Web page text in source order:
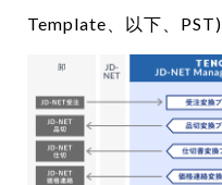
Template、以下、PST)